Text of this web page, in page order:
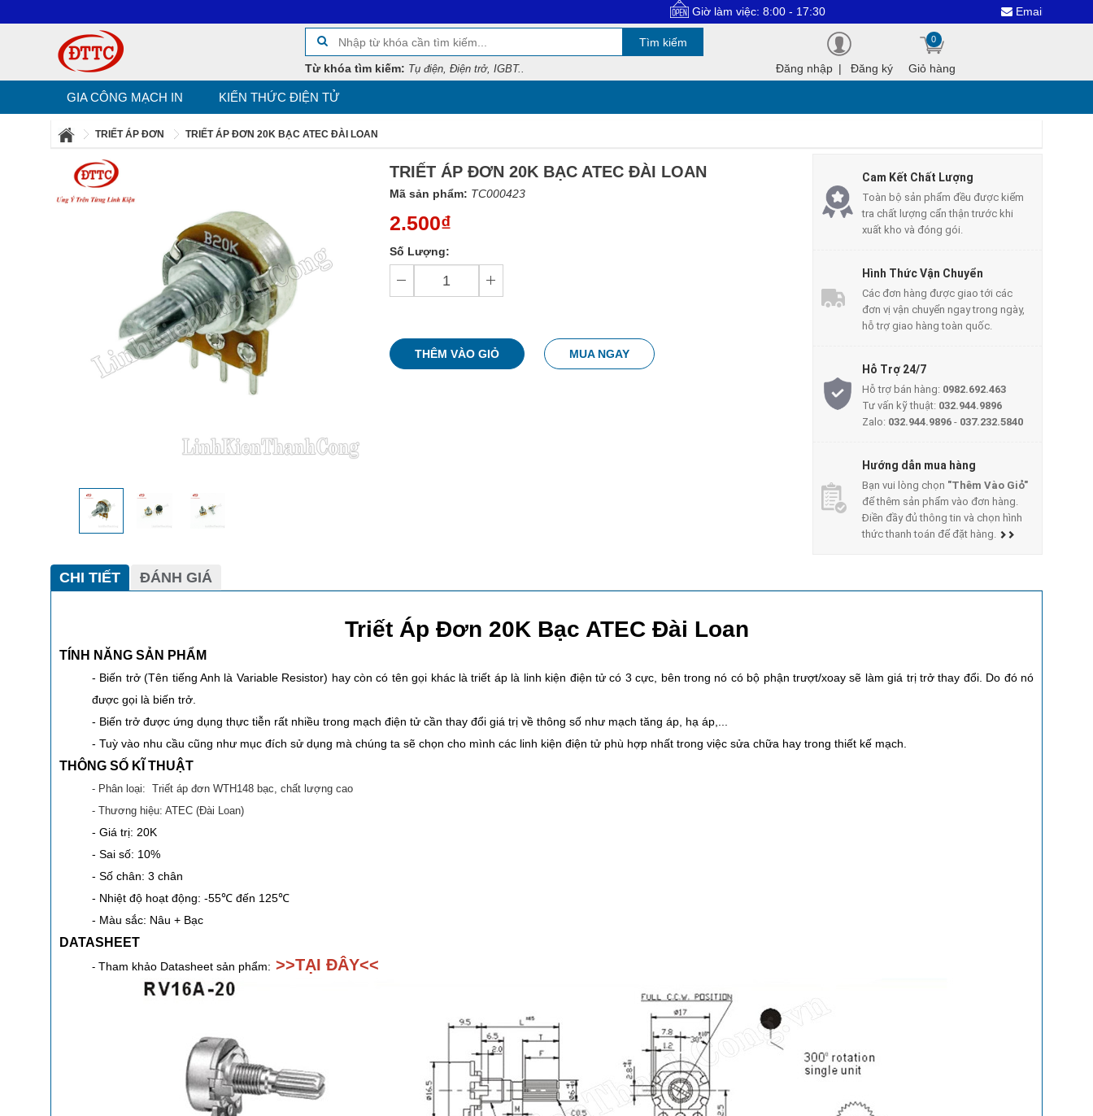
Giờ làm việc: 8:00 - 17:30 Email :
Tìm kiếm
Từ khóa tìm kiếm: Tụ điện, Điện trở, IGBT.. Đăng nhập | Đăng ký Giỏ hàng
0
GIA CÔNG MẠCH IN KIẾN THỨC ĐIỆN TỬ
TRIẾT ÁP ĐƠN TRIẾT ÁP ĐƠN 20K BẠC ATEC ĐÀI LOAN
TRIẾT ÁP ĐƠN 20K BẠC ATEC ĐÀI LOAN
Mã sản phẩm: TC000423
2.500₫
Số Lượng:
THÊM VÀO GIỎ MUA NGAY
Cam Kết Chất Lượng
Toàn bộ sản phẩm đều được kiểm
tra chất lượng cẩn thận trước khi
xuất kho và đóng gói.
Hình Thức Vận Chuyển
Các đơn hàng được giao tới các
đơn vị vận chuyển ngay trong ngày,
hỗ trợ giao hàng toàn quốc.
Hỗ Trợ 24/7
Hỗ trợ bán hàng: 0982.692.463
Tư vấn kỹ thuật: 032.944.9896
Zalo: 032.944.9896 - 037.232.5840
Hướng dẫn mua hàng
Bạn vui lòng chọn "Thêm Vào Giỏ"
để thêm sản phẩm vào đơn hàng.
Điền đầy đủ thông tin và chọn hình
thức thanh toán để đặt hàng.
CHI TIẾT ĐÁNH GIÁ
Triết Áp Đơn 20K Bạc ATEC Đài Loan
TÍNH NĂNG SẢN PHẨM
- Biến trở (Tên tiếng Anh là Variable Resistor) hay còn có tên gọi khác là triết áp là linh kiện điện tử có 3 cực, bên trong nó có bộ phận trượt/xoay sẽ làm giá trị trở thay đổi. Do đó nó
được gọi là biến trở.
- Biến trở được ứng dụng thực tiễn rất nhiều trong mạch điện tử cần thay đổi giá trị về thông số như mạch tăng áp, hạ áp,...
- Tuỳ vào nhu cầu cũng như mục đích sử dụng mà chúng ta sẽ chọn cho mình các linh kiện điện tử phù hợp nhất trong việc sửa chữa hay trong thiết kế mạch.
THÔNG SỐ KĨ THUẬT
- Phân loại: Triết áp đơn WTH148 bạc, chất lượng cao
- Thương hiệu: ATEC (Đài Loan)
- Giá trị: 20K
- Sai số: 10%
- Số chân: 3 chân
- Nhiệt độ hoạt động: -55℃ đến 125℃
- Màu sắc: Nâu + Bạc
DATASHEET
- Tham khảo Datasheet sản phẩm: >>TẠI ĐÂY<<